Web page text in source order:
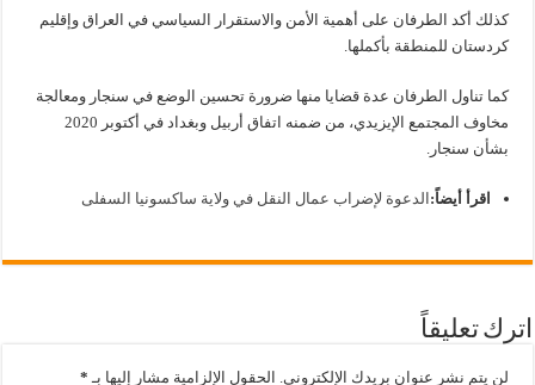
كذلك أكد الطرفان على أهمية الأمن والاستقرار السياسي في العراق وإقليم
كردستان للمنطقة بأكملها.
كما تناول الطرفان عدة قضايا منها ضرورة تحسين الوضع في سنجار ومعالجة
مخاوف المجتمع الإيزيدي، من ضمنه اتفاق أربيل وبغداد في أكتوبر 2020
بشأن سنجار.
اقرأ أيضاً: الدعوة لإضراب عمال النقل في ولاية ساكسونيا السفلى
اترك تعليقاً
لن يتم نشر عنوان بريدك الإلكتروني. الحقول الإلزامية مشار إليها بـ *